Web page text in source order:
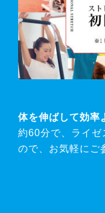
体を伸ばして効率
約60分で、ライゼ
ので、お気軽にご